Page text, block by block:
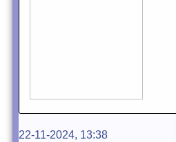
22-11-2024, 13:38